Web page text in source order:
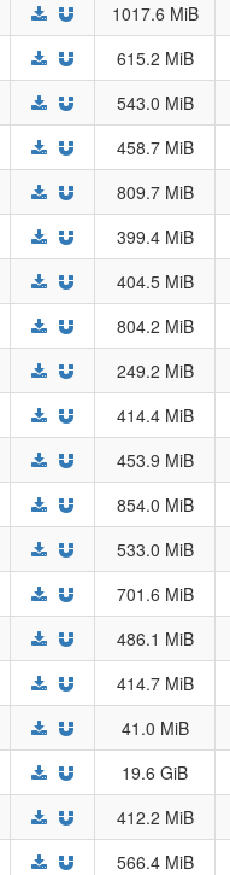
1017.6 MiB
615.2 MiB
543.0 MiB
458.7 MiB
809.7 MiB
399.4 MiB
404.5 MiB
804.2 MiB
249.2 MiB
414.4 MiB
453.9 MiB
854.0 MiB
533.0 MiB
701.6 MiB
486.1 MiB
414.7 MiB
41.0 MiB
19.6 GiB
412.2 MiB
566.4 MiB